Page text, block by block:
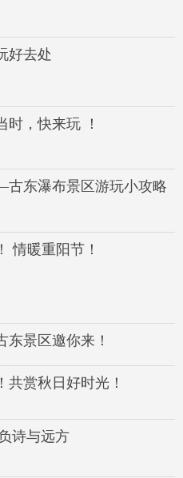
好去处
时，快来玩 ！
东瀑布景区游玩小攻略
情暖重阳节！
东景区邀你来！
共赏秋日好时光！
诗与远方